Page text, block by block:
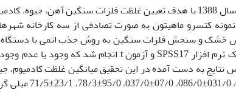
این تحقیق در سال 1388 با هدف تعیین غلظت فلزات سنگین آهن،
انجام شد. 54 نمونه کنسرو ماهی­تون به صورت تصادفی از سه
003/0±036/0،